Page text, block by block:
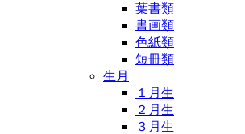
葉書類
書画類
色紙類
短冊類
生月
１月生
２月生
３月生